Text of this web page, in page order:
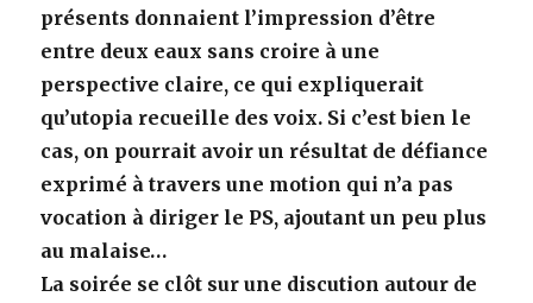
présents donnaient l’impression d’être
entre deux eaux sans croire à une
perspective claire, ce qui expliquerait
qu’utopia recueille des voix. Si c’est bien le
cas, on pourrait avoir un résultat de défiance
exprimé à travers une motion qui n’a pas
vocation à diriger le PS, ajoutant un peu plus
au malaise…
La soirée se clôt sur une discution autour de